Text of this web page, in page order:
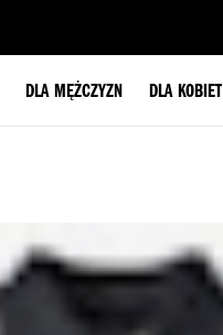
DLA MĘŻCZYZN DLA KOBIET